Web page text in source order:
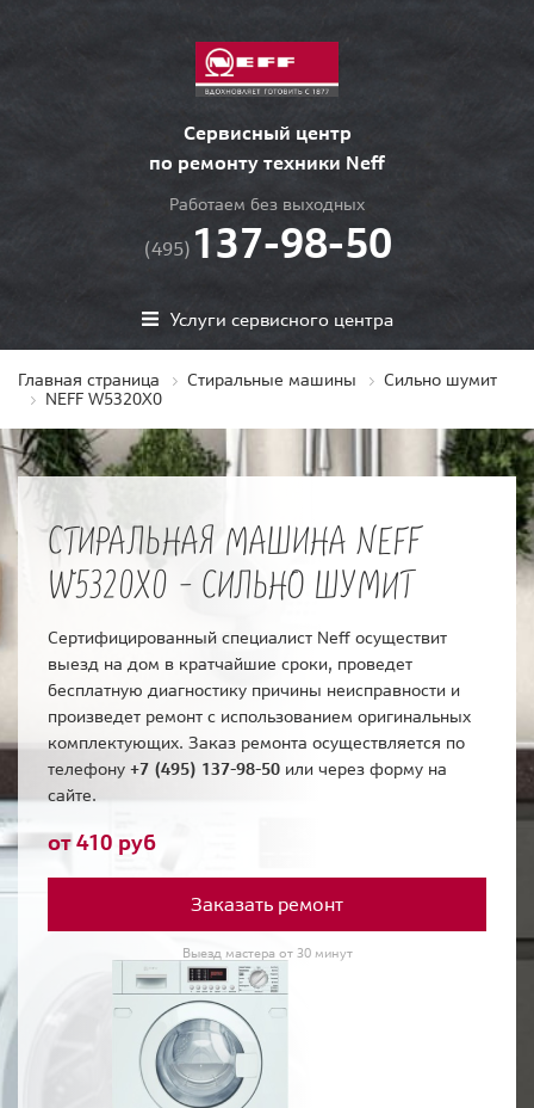
Сервисный центр
по ремонту техники Neff
Работаем без выходных
(495) 137-98-50
Услуги сервисного центра
Главная страница Стиральные машины
Сильно шумит
NEFF W5320X0
СТИРАЛЬНАЯ МАШИНА NEFF
W5320X0 - СИЛЬНО ШУМИТ
Сертифицированный специалист Neff осуществит
выезд на дом в кратчайшие сроки, проведет
бесплатную диагностику причины неисправности и
произведет ремонт с использованием оригинальных
комплектующих. Заказ ремонта осуществляется по
телефону +7 (495) 137-98-50 или через форму на
сайте.
от 410 руб
Заказать ремонт
Выезд мастера от 30 минут